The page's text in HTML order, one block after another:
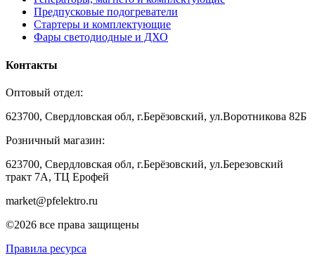
Предпусковые подогреватели
Стартеры и комплектующие
Фары светодиодные и ДХО
Контакты
Оптовый отдел:
623700, Свердловская обл, г.Берёзовский, ул.Воротникова 82Б
Розничный магазин:
623700, Свердловская обл, г.Берёзовский, ул.Березовский
тракт 7А, ТЦ Ерофей
market@pfelektro.ru
©2026 все права защищены
Правила ресурса